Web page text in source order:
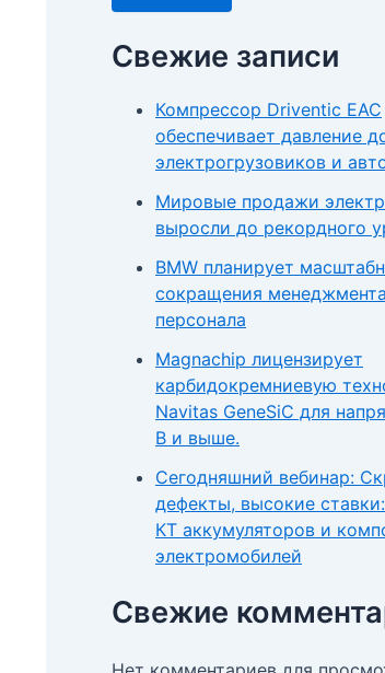
Свежие записи
Компрессор Driventic EAC
обеспечивает давление
электрогрузовиков и
Мировые продажи
выросли до рекордного
BMW планирует
сокращения
персонала
Magnachip лицензирует
карбидокремниевую
Navitas GeneSiC для
В и выше.
Сегодняшний вебинар:
дефекты, высокие
КТ аккумуляторов и
электромобилей
Свежие